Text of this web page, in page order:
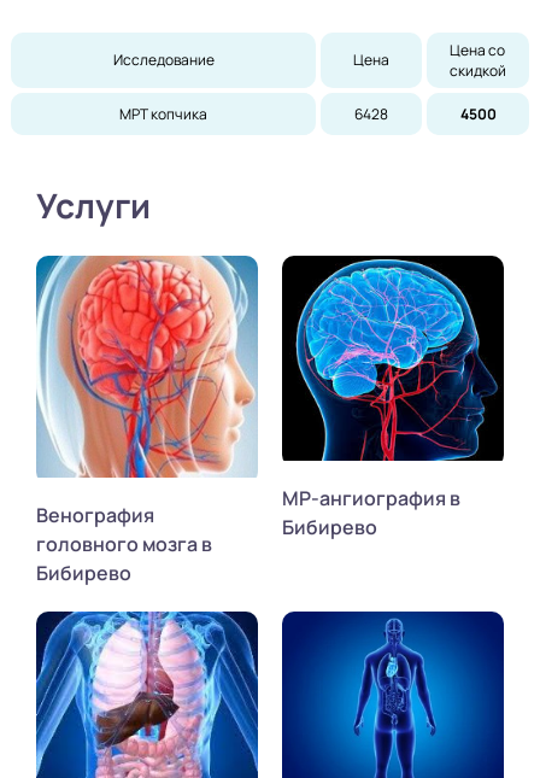
Исследование Цена
Цена со
скидкой
МРТ копчика 6428 4500
Услуги
Венография
головного мозга в
Бибирево
МР-ангиография в
Бибирево